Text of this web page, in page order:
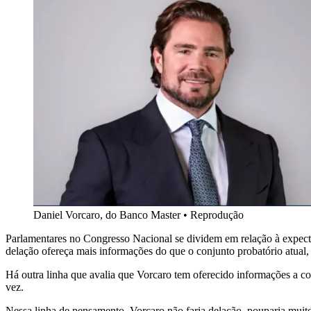
Daniel Vorcaro, do Banco Master• Reprodução
Parlamentares no Congresso Nacional se dividem em relação à
delação ofereça mais informações do que o conjunto probatório
Há outra linha que avalia que Vorcaro tem oferecido informações a
vez.